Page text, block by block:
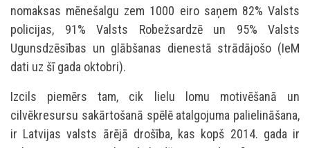
nomaksas mēnešalgu zem 1000 eiro saņem 82% Valsts
policijas, 91% Valsts Robežsardzē un 95% Valsts
Ugunsdzēsības un glābšanas dienestā strādājošo (IeM
dati uz šī gada oktobri).
Izcils piemērs tam, cik lielu lomu motivēšanā un
cilvēkresursu sakārtošanā spēlē atalgojuma palielināšana,
ir Latvijas valsts ārējā drošība, kas kopš 2014. gada ir